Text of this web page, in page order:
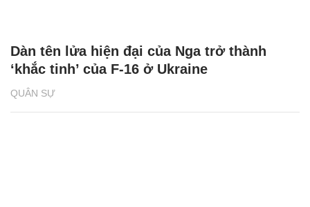
QUÂN SỰ
Dàn tên lửa hiện đại của Nga trở thành
‘khắc tinh’ của F-16 ở Ukraine